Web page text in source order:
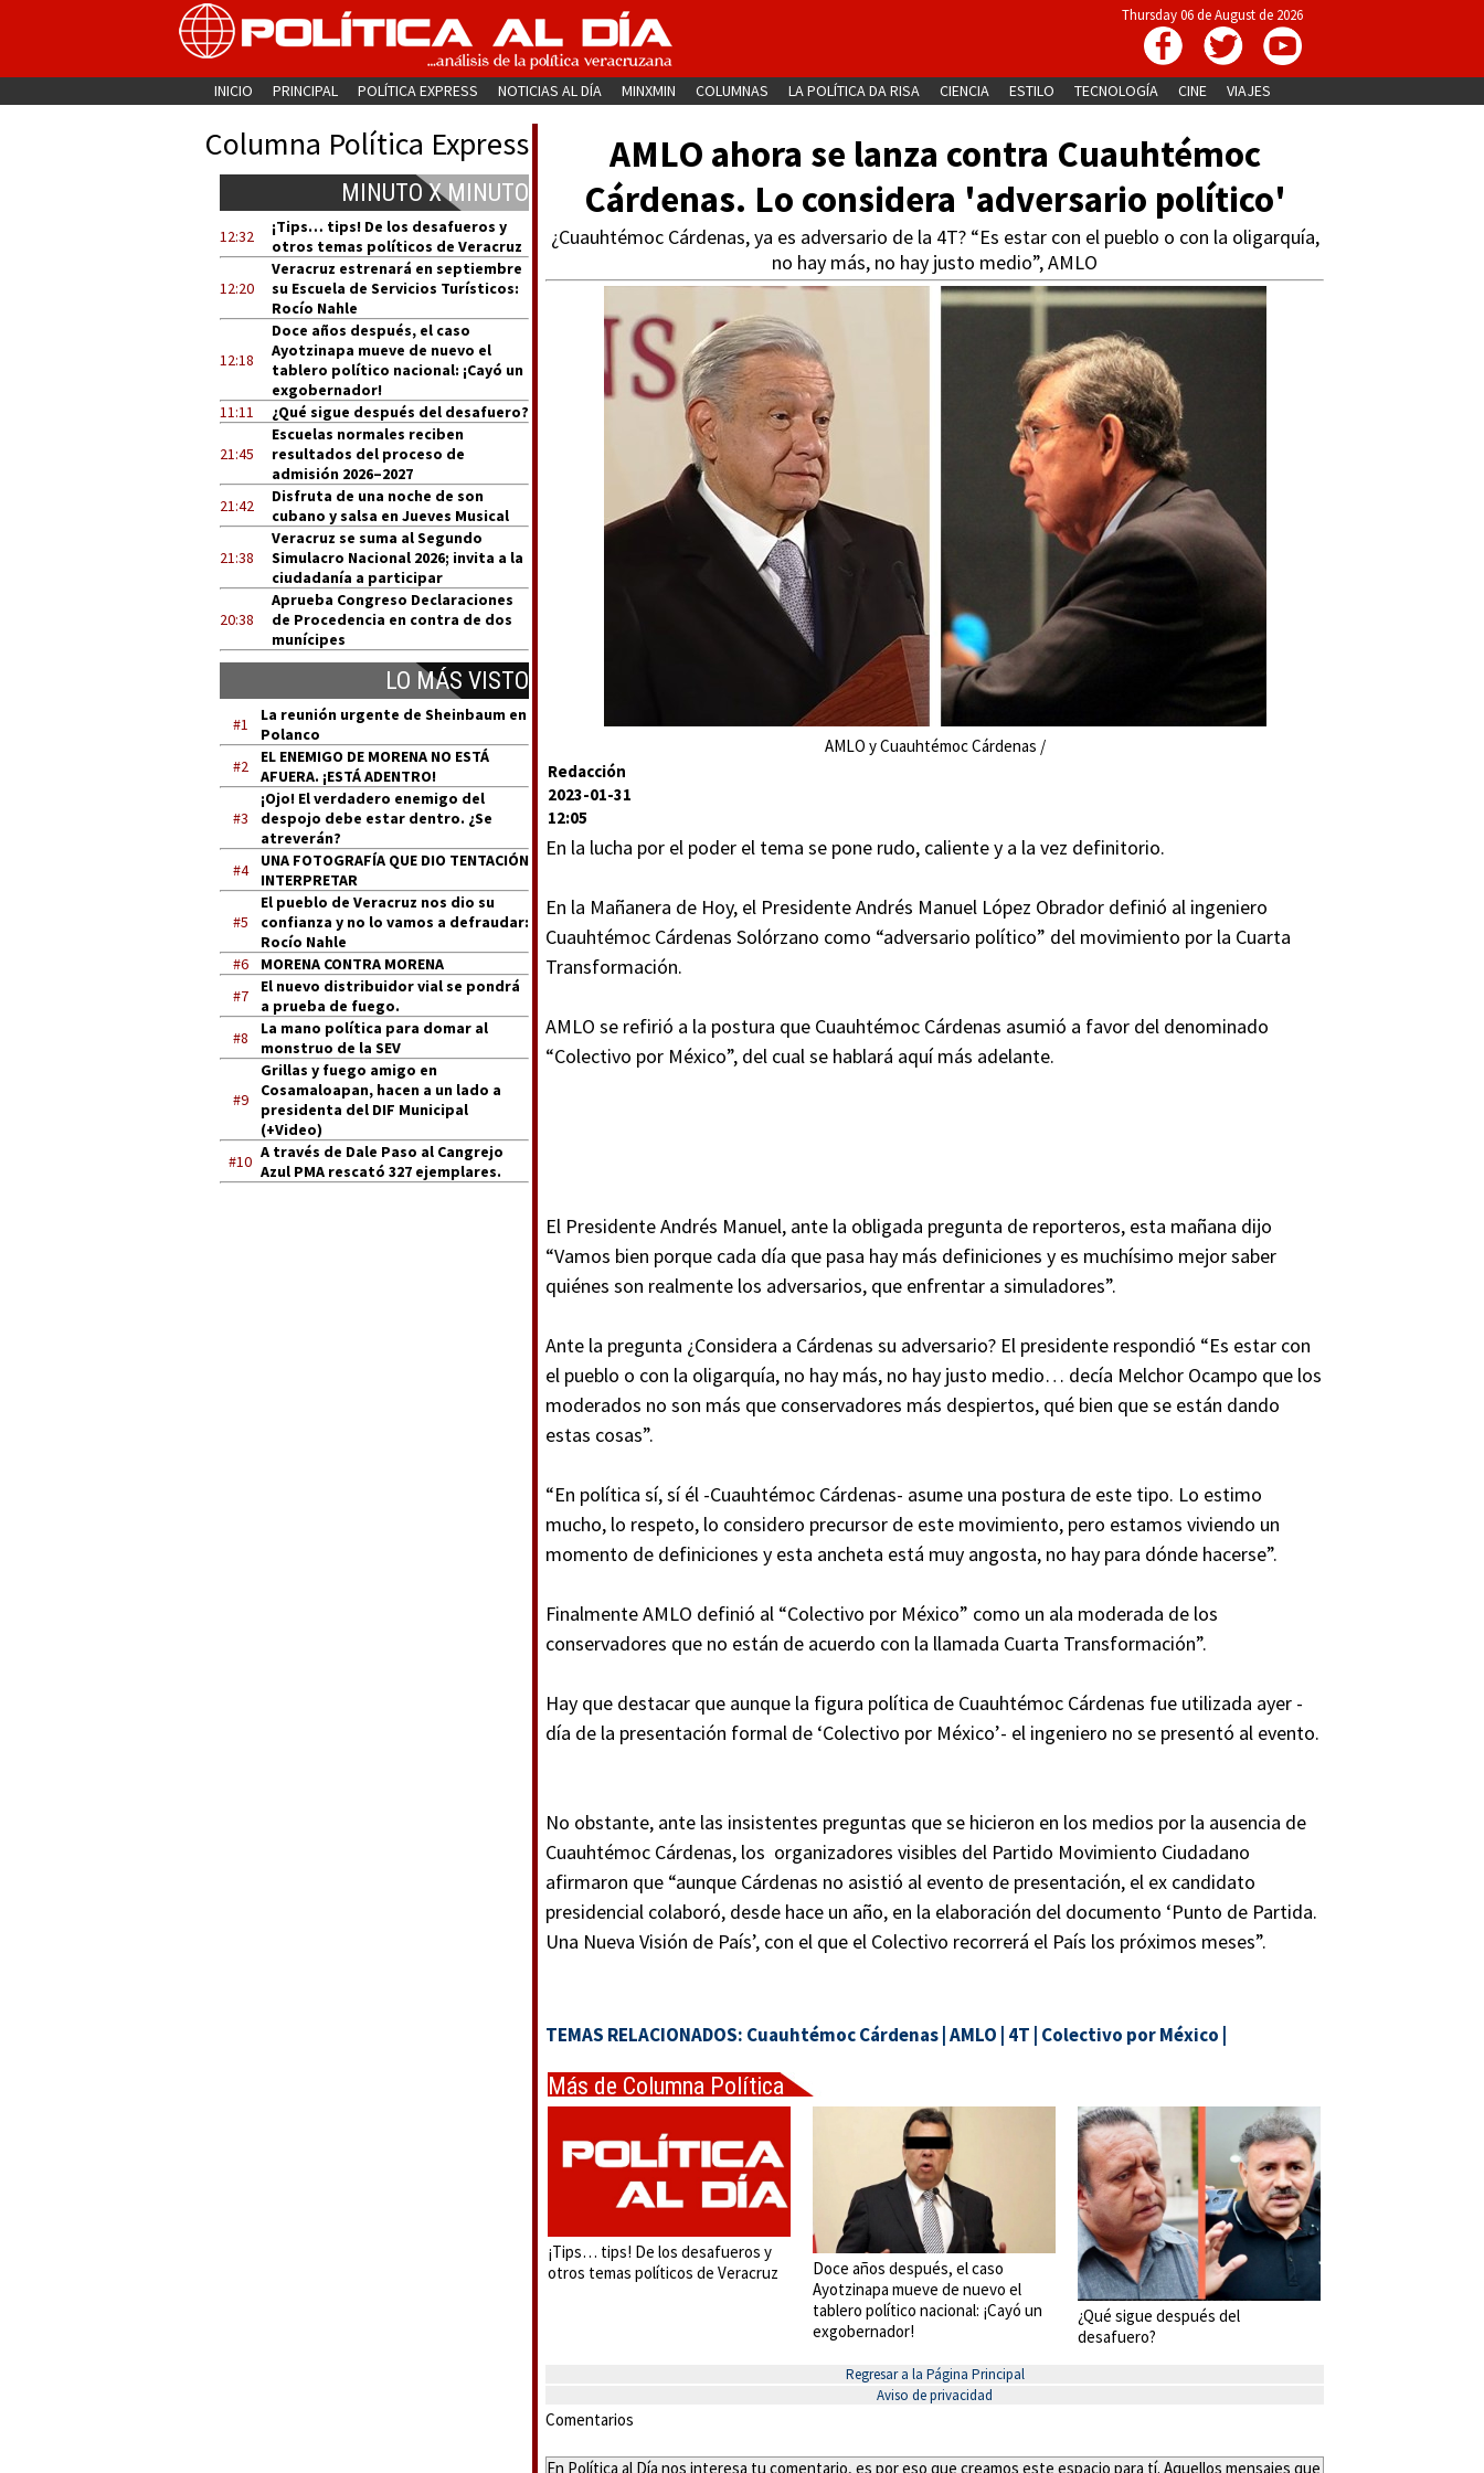
Thursday 06 de August de 2026
INICIO PRINCIPAL POLÍTICA EXPRESS NOTICIAS AL DÍA MINXMIN COLUMNAS LA POLÍTICA DA RISA CIENCIA ESTILO TECNOLOGÍA CINE VIAJES
Columna Política Express
MINUTO X MINUTO
12:32
¡Tips… tips! De los desafueros y
otros temas políticos de Veracruz
12:20
Veracruz estrenará en septiembre
su Escuela de Servicios Turísticos:
Rocío Nahle
12:18
Doce años después, el caso
Ayotzinapa mueve de nuevo el
tablero político nacional: ¡Cayó un
exgobernador!
11:11
¿Qué sigue después del desafuero?
21:45
Escuelas normales reciben
resultados del proceso de
admisión 2026–2027
21:42
Disfruta de una noche de son
cubano y salsa en Jueves Musical
21:38
Veracruz se suma al Segundo
Simulacro Nacional 2026; invita a la
ciudadanía a participar
20:38
Aprueba Congreso Declaraciones
de Procedencia en contra de dos
munícipes
LO MÁS VISTO
#1
La reunión urgente de Sheinbaum en
Polanco
#2
EL ENEMIGO DE MORENA NO ESTÁ
AFUERA. ¡ESTÁ ADENTRO!
#3
¡Ojo! El verdadero enemigo del
despojo debe estar dentro. ¿Se
atreverán?
#4
UNA FOTOGRAFÍA QUE DIO TENTACIÓN
INTERPRETAR
#5
El pueblo de Veracruz nos dio su
confianza y no lo vamos a defraudar:
Rocío Nahle
#6
MORENA CONTRA MORENA
#7
El nuevo distribuidor vial se pondrá
a prueba de fuego.
#8
La mano política para domar al
monstruo de la SEV
#9
Grillas y fuego amigo en
Cosamaloapan, hacen a un lado a
presidenta del DIF Municipal
(+Video)
#10 A través de Dale Paso al Cangrejo
Azul PMA rescató 327 ejemplares.
AMLO ahora se lanza contra Cuauhtémoc
Cárdenas. Lo considera 'adversario político'
¿Cuauhtémoc Cárdenas, ya es adversario de la 4T? “Es estar con el pueblo o con la oligarquía,
no hay más, no hay justo medio”, AMLO
AMLO y Cuauhtémoc Cárdenas /
Redacción
2023-01-31
12:05
En la lucha por el poder el tema se pone rudo, caliente y a la vez definitorio.
En la Mañanera de Hoy, el Presidente Andrés Manuel López Obrador definió al ingeniero
Cuauhtémoc Cárdenas Solórzano como “adversario político” del movimiento por la Cuarta
Transformación.
AMLO se refirió a la postura que Cuauhtémoc Cárdenas asumió a favor del denominado
“Colectivo por México”, del cual se hablará aquí más adelante.
El Presidente Andrés Manuel, ante la obligada pregunta de reporteros, esta mañana dijo
“Vamos bien porque cada día que pasa hay más definiciones y es muchísimo mejor saber
quiénes son realmente los adversarios, que enfrentar a simuladores”.
Ante la pregunta ¿Considera a Cárdenas su adversario? El presidente respondió “Es estar con
el pueblo o con la oligarquía, no hay más, no hay justo medio… decía Melchor Ocampo que los
moderados no son más que conservadores más despiertos, qué bien que se están dando
estas cosas”.
“En política sí, sí él -Cuauhtémoc Cárdenas- asume una postura de este tipo. Lo estimo
mucho, lo respeto, lo considero precursor de este movimiento, pero estamos viviendo un
momento de definiciones y esta ancheta está muy angosta, no hay para dónde hacerse”.
Finalmente AMLO definió al “Colectivo por México” como un ala moderada de los
conservadores que no están de acuerdo con la llamada Cuarta Transformación”.
Hay que destacar que aunque la figura política de Cuauhtémoc Cárdenas fue utilizada ayer -
día de la presentación formal de ‘Colectivo por México’- el ingeniero no se presentó al evento.
No obstante, ante las insistentes preguntas que se hicieron en los medios por la ausencia de
Cuauhtémoc Cárdenas, los organizadores visibles del Partido Movimiento Ciudadano
afirmaron que “aunque Cárdenas no asistió al evento de presentación, el ex candidato
presidencial colaboró, desde hace un año, en la elaboración del documento ‘Punto de Partida.
Una Nueva Visión de País’, con el que el Colectivo recorrerá el País los próximos meses”.
TEMAS RELACIONADOS: Cuauhtémoc Cárdenas AMLO 4T Colectivo por México
Más de Columna Política
Express
¡Tips… tips! De los desafueros y
otros temas políticos de Veracruz
Doce años después, el caso
Ayotzinapa mueve de nuevo el
tablero político nacional: ¡Cayó un
exgobernador!
¿Qué sigue después del
desafuero?
Regresar a la Página Principal
Aviso de privacidad
Comentarios
En Política al Día nos interesa tu comentario, es por eso que creamos este espacio para tí. Aquellos mensajes que